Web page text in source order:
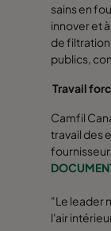
sains en
innover et
de
publics,
Travail
Camfil
travail des
"Le leader
l'air